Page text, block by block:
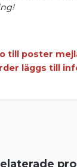
till poster
läggs till